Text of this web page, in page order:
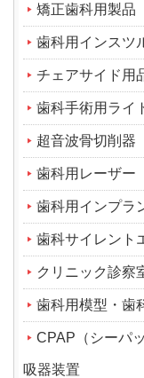
矯正歯科用製品
歯科用インスツ
チェアサイド用
歯科手術用ライ
超音波骨切削器
歯科用レーザー
歯科用インプラ
歯科サイレント
クリニック診察
歯科用模型・歯
CPAP（シーパ
吸器装置